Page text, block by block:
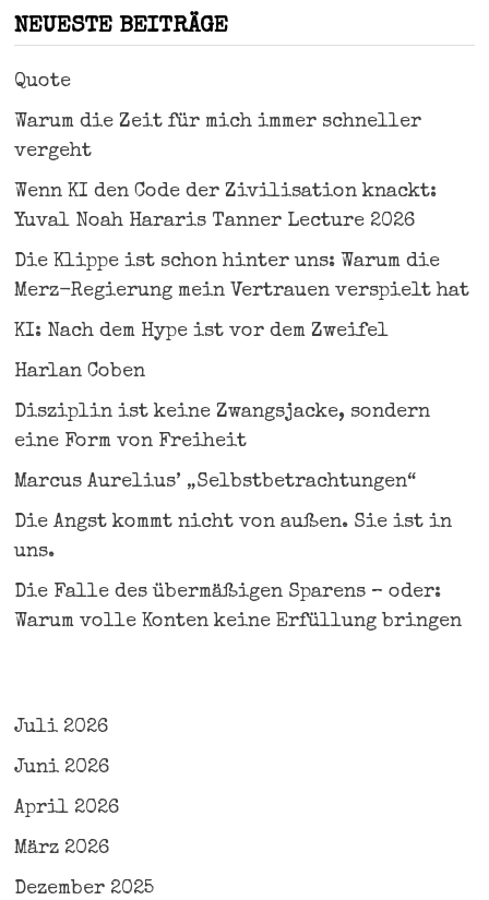
NEUESTE BEITRÄGE
Quote
Warum die Zeit für mich immer schneller
vergeht
Wenn KI den Code der Zivilisation knackt:
Yuval Noah Hararis Tanner Lecture 2026
Die Klippe ist schon hinter uns: Warum die
Merz-Regierung mein Vertrauen verspielt hat
KI: Nach dem Hype ist vor dem Zweifel
Harlan Coben
Disziplin ist keine Zwangsjacke, sondern
eine Form von Freiheit
Marcus Aurelius’ „Selbstbetrachtungen“
Die Angst kommt nicht von außen. Sie ist in
uns.
Die Falle des übermäßigen Sparens – oder:
Warum volle Konten keine Erfüllung bringen
Juli 2026
Juni 2026
April 2026
März 2026
Dezember 2025